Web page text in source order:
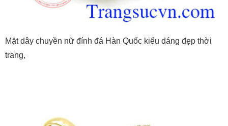
Mặt dây chuyền nữ đính đá Hàn Quốc kiểu dáng đẹp thời
trang,